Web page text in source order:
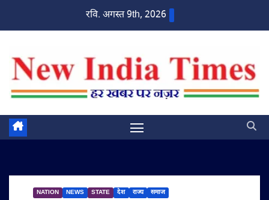
रवि. अगस्त 9th, 2026
NATION NEWS STATE देश राज्य समाज